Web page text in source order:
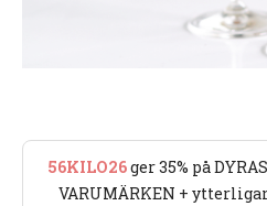
56KILO26ger 35% på
VARUMÄRKEN +